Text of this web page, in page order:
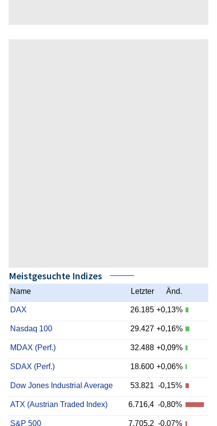
Meistgesuchte Indizes
Name Letzter Änd.
DAX 26.185 +0,13%
Nasdaq 100 29.427 +0,16%
MDAX (Perf.) 32.488 +0,09%
SDAX (Perf.) 18.600 +0,06%
Dow Jones Industrial Average 53.821 -0,15%
ATX (Austrian Traded Index) 6.716,4 -0,80%
S&P 500 7.705,2 -0,07%